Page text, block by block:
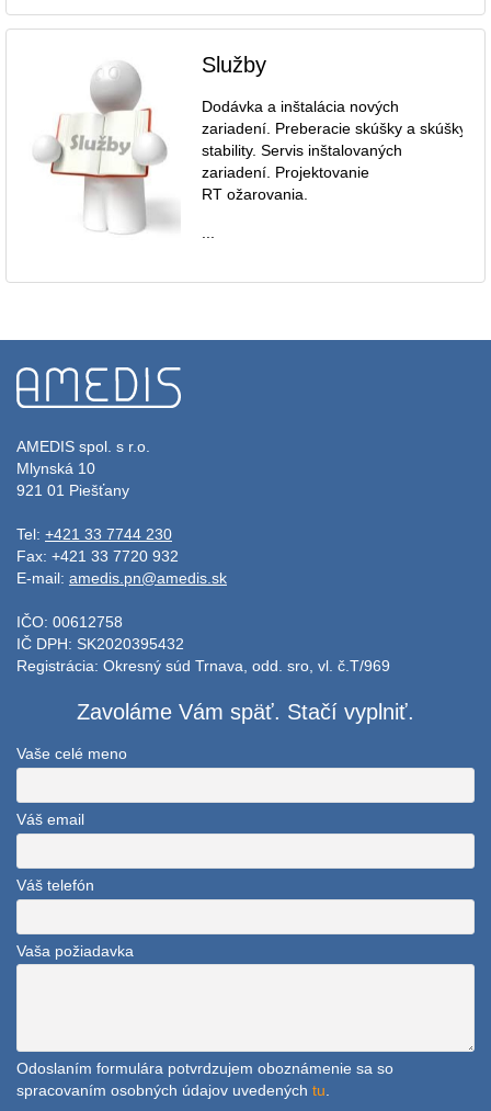
Služby
Dodávka a inštalácia nových
zariadení. Preberacie skúšky a skúšky
stability. Servis inštalovaných
zariadení. Projektovanie
RT ožarovania.
AMEDIS spol. s r.o.
Mlynská 10
921 01 Piešťany
Tel: +421 33 7744 230
Fax: +421 33 7720 932
E-mail: amedis.pn@amedis.sk
IČO: 00612758
IČ DPH: SK2020395432
Registrácia: Okresný súd Trnava, odd. sro, vl. č.T/969
Zavoláme Vám späť. Stačí vyplniť.
Vaše celé meno
Váš email
Váš telefón
Vaša požiadavka
Odoslaním formulára potvrdzujem oboznámenie sa so
spracovaním osobných údajov uvedených tu